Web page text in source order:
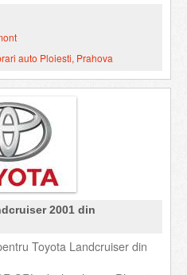
auto Ploiesti, Prahova
2001 din
Toyota Landcruiser din